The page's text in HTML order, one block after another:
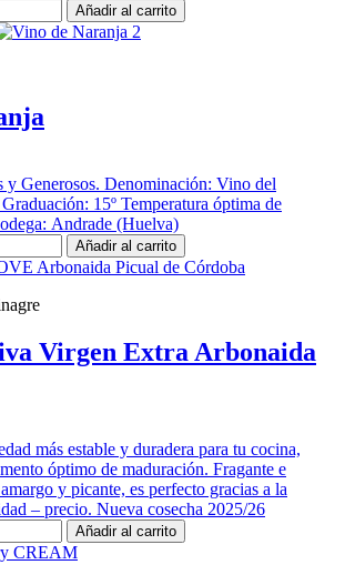
Añadir al carrito
Generosos. Denominación: Vino del
15º Temperatura óptima de
Andrade (Huelva)
Añadir al carrito
Virgen Extra Arbonaida
más estable y duradera para tu cocina,
óptimo de maduración. Fragante e
y picante, es perfecto gracias a la
– precio. Nueva cosecha 2025/26
Añadir al carrito